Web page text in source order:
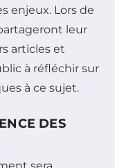
enjeux. Lors de
leur
articles et
à réfléchir sur
à ce sujet.
DES